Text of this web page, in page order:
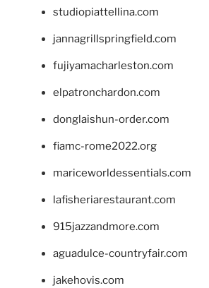
studiopiattellina.com
jannagrillspringfield.com
fujiyamacharleston.com
elpatronchardon.com
donglaishun-order.com
fiamc-rome2022.org
mariceworldessentials.com
lafisheriarestaurant.com
915jazzandmore.com
aguadulce-countryfair.com
jakehovis.com